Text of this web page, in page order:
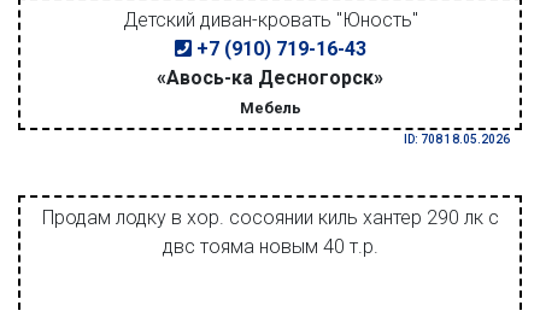
Детский диван-кровать "Юность"
+7 (910) 719-16-43
«Авось-ка Десногорск»
Мебель
ID: 708 18.05.2026
Продам лодку в хор. сосоянии киль хантер 290 лк с
двс тояма новым 40 т.р.